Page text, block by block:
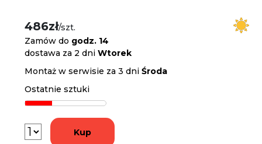
486zł/szt.
Zamów do godz. 14
dostawa za 2 dniWtorek
Montaż w serwisie za 3 dniŚroda
Ostatnie sztuki
Kup